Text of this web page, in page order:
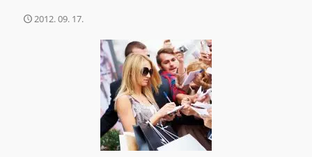
2012. 09. 17.